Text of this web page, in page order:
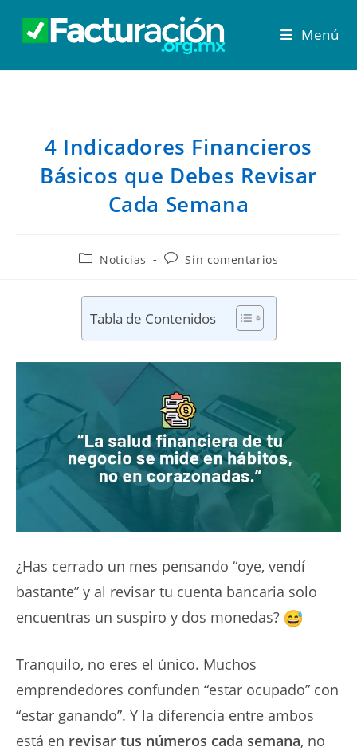
Menú
4 Indicadores Financieros
Básicos que Debes Revisar
Cada Semana
Noticias Sin comentarios
Tabla de Contenidos
¿Has cerrado un mes pensando “oye, vendí
bastante” y al revisar tu cuenta bancaria solo
encuentras un suspiro y dos monedas?
Tranquilo, no eres el único. Muchos
emprendedores confunden “estar ocupado” con
“estar ganando”. Y la diferencia entre ambos
está en revisar tus números cada semana, no